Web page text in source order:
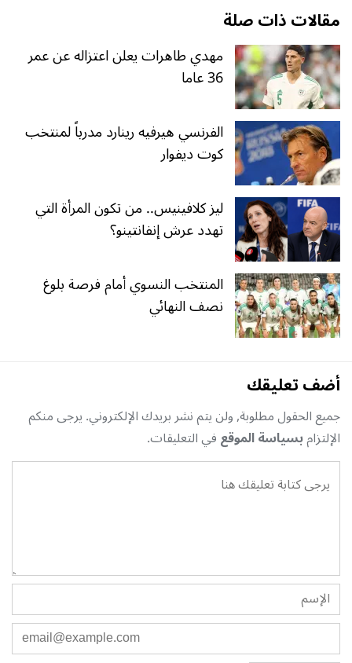
مقالات ذات صلة
مهدي طاهرات يعلن اعتزاله عن عمر
36 عاما
الفرنسي هيرفيه رينارد مدرباً لمنتخب
كوت ديفوار
ليز كلافينيس.. من تكون المرأة التي
تهدد عرش إنفانتينو؟
المنتخب النسوي أمام فرصة بلوغ
نصف النهائي
أضف تعليقك
جميع الحقول مطلوبة, ولن يتم نشر بريدك الإلكتروني. يرجى منكم
الإلتزامبسياسة الموقعفي التعليقات.